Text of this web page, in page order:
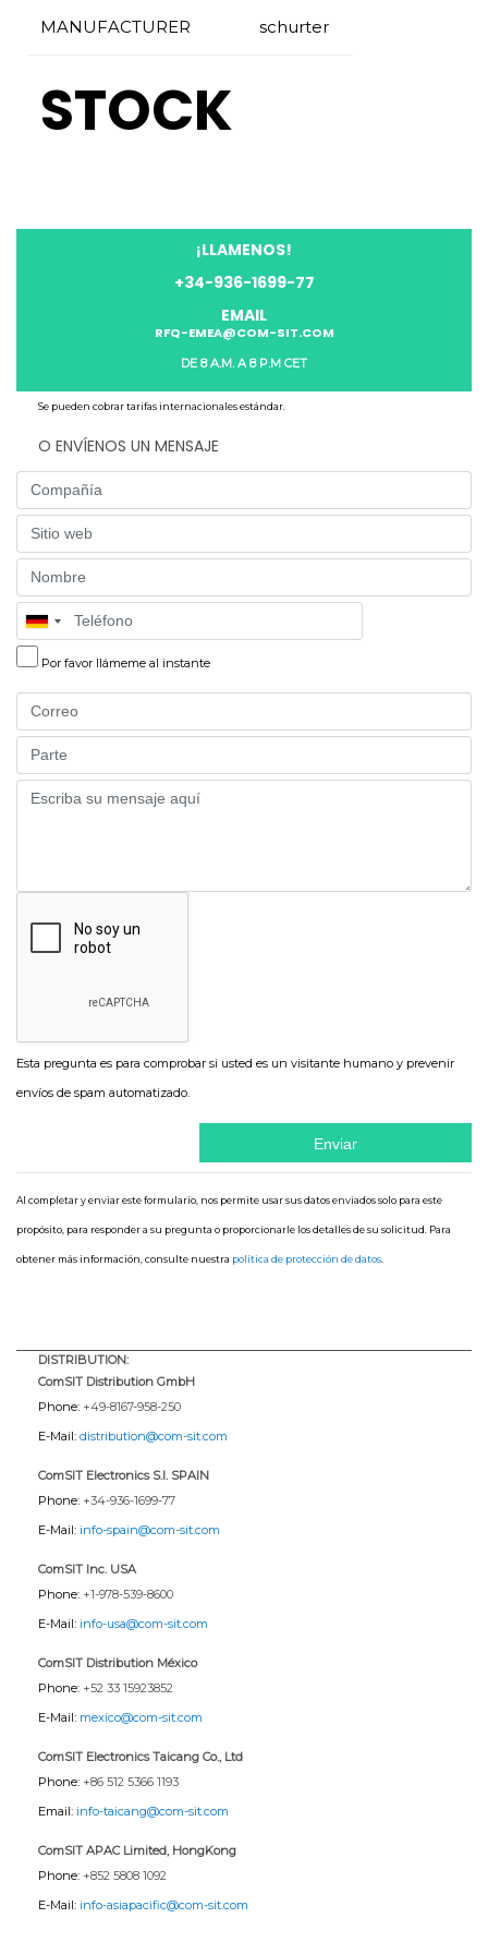
MANUFACTURER schurter
STOCK
¡LLAMENOS!
+34-936-1699-77
EMAIL
RFQ-EMEA@COM-SIT.COM
DE 8 A.M. A 8 P.M CET
Se pueden cobrar tarifas internacionales estándar.
O ENVÍENOS UN MENSAJE
Company
Website
Name
Phone
Por favor llámeme al instante
Email
Part
Message
Esta pregunta es para comprobar si usted es un visitante humano y prevenir
envíos de spam automatizado.
Al completar y enviar este formulario, nos permite usar sus datos enviados solo para este
propósito, para responder a su pregunta o proporcionarle los detalles de su solicitud. Para
obtener más información, consulte nuestra política de protección de datos
DISTRIBUTION:
ComSIT Distribution GmbH
Phone: +49-8167-958-250
E-Mail: distribution@com-sit.com
ComSIT Electronics S.l. SPAIN
Phone: +34-936-1699-77
E-Mail: info-spain@com-sit.com
ComSIT Inc. USA
Phone: +1-978-539-8600
E-Mail: info-usa@com-sit.com
ComSIT Distribution México
Phone: +52 33 15923852
E-Mail: mexico@com-sit.com
ComSIT Electronics Taicang Co., Ltd
Phone: +86 512 5366 1193
Email: info-taicang@com-sit.com
ComSIT APAC Limited, HongKong
Phone: +852 5808 1092
E-Mail: info-asiapacific@com-sit.com